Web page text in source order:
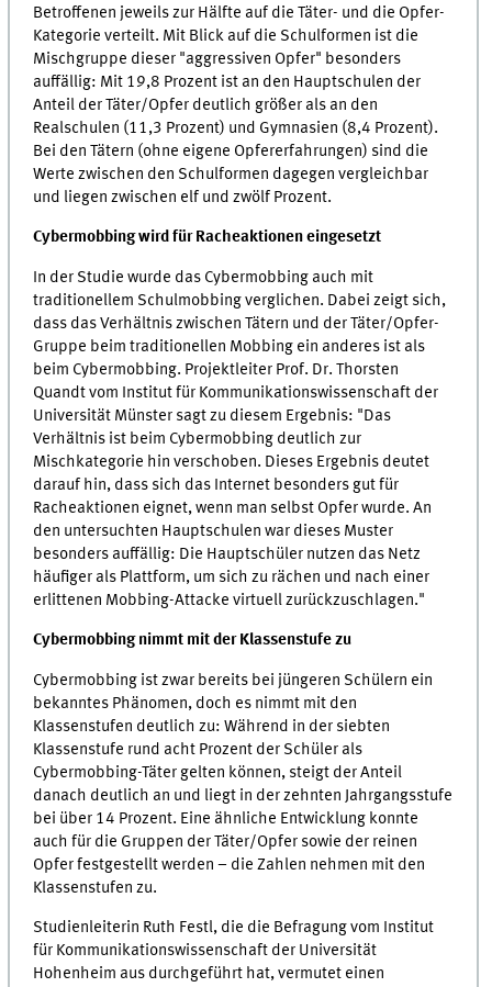
Betroffenen jeweils zur Hälfte auf die Täter- und die Opfer-
Kategorie verteilt. Mit Blick auf die Schulformen ist die
Mischgruppe dieser "aggressiven Opfer" besonders
auffällig: Mit 19,8 Prozent ist an den Hauptschulen der
Anteil der Täter/Opfer deutlich größer als an den
Realschulen (11,3 Prozent) und Gymnasien (8,4 Prozent).
Bei den Tätern (ohne eigene Opfererfahrungen) sind die
Werte zwischen den Schulformen dagegen vergleichbar
und liegen zwischen elf und zwölf Prozent.
Cybermobbing wird für Racheaktionen eingesetzt
In der Studie wurde das Cybermobbing auch mit
traditionellem Schulmobbing verglichen. Dabei zeigt sich,
dass das Verhältnis zwischen Tätern und der Täter/Opfer-
Gruppe beim traditionellen Mobbing ein anderes ist als
beim Cybermobbing. Projektleiter Prof. Dr. Thorsten
Quandt vom Institut für Kommunikationswissenschaft der
Universität Münster sagt zu diesem Ergebnis: "Das
Verhältnis ist beim Cybermobbing deutlich zur
Mischkategorie hin verschoben. Dieses Ergebnis deutet
darauf hin, dass sich das Internet besonders gut für
Racheaktionen eignet, wenn man selbst Opfer wurde. An
den untersuchten Hauptschulen war dieses Muster
besonders auffällig: Die Hauptschüler nutzen das Netz
häufiger als Plattform, um sich zu rächen und nach einer
erlittenen Mobbing-Attacke virtuell zurückzuschlagen."
Cybermobbing nimmt mit der Klassenstufe zu
Cybermobbing ist zwar bereits bei jüngeren Schülern ein
bekanntes Phänomen, doch es nimmt mit den
Klassenstufen deutlich zu: Während in der siebten
Klassenstufe rund acht Prozent der Schüler als
Cybermobbing-Täter gelten können, steigt der Anteil
danach deutlich an und liegt in der zehnten Jahrgangsstufe
bei über 14 Prozent. Eine ähnliche Entwicklung konnte
auch für die Gruppen der Täter/Opfer sowie der reinen
Opfer festgestellt werden – die Zahlen nehmen mit den
Klassenstufen zu.
Studienleiterin Ruth Festl, die die Befragung vom Institut
für Kommunikationswissenschaft der Universität
Hohenheim aus durchgeführt hat, vermutet einen